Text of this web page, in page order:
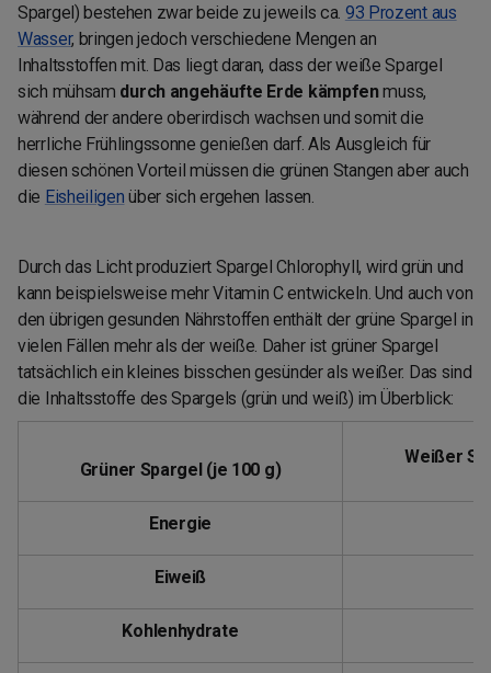
Spargel) bestehen zwar beide zu jeweils ca. 93 Prozent aus
Wasser, bringen jedoch verschiedene Mengen an
Inhaltsstoffen mit. Das liegt daran, dass der weiße Spargel
sich mühsam durch angehäufte Erde kämpfenmuss,
während der andere oberirdisch wachsen und somit die
herrliche Frühlingssonne genießen darf. Als Ausgleich für
diesen schönen Vorteil müssen die grünen Stangen aber auch
die Eisheiligen über sich ergehen lassen.
Durch das Licht produziert Spargel Chlorophyll, wird grün und
kann beispielsweise mehr Vitamin C entwickeln. Und auch von
den übrigen gesunden Nährstoffen enthält der grüne Spargel in
vielen Fällen mehr als der weiße. Daher ist grüner Spargel
tatsächlich ein kleines bisschen gesünder als weißer. Das sind
die Inhaltsstoffe des Spargels (grün und weiß) im Überblick:
Grüner Spargel (je 100 g)
Weißer
Energie
Eiweiß
Kohlenhydrate